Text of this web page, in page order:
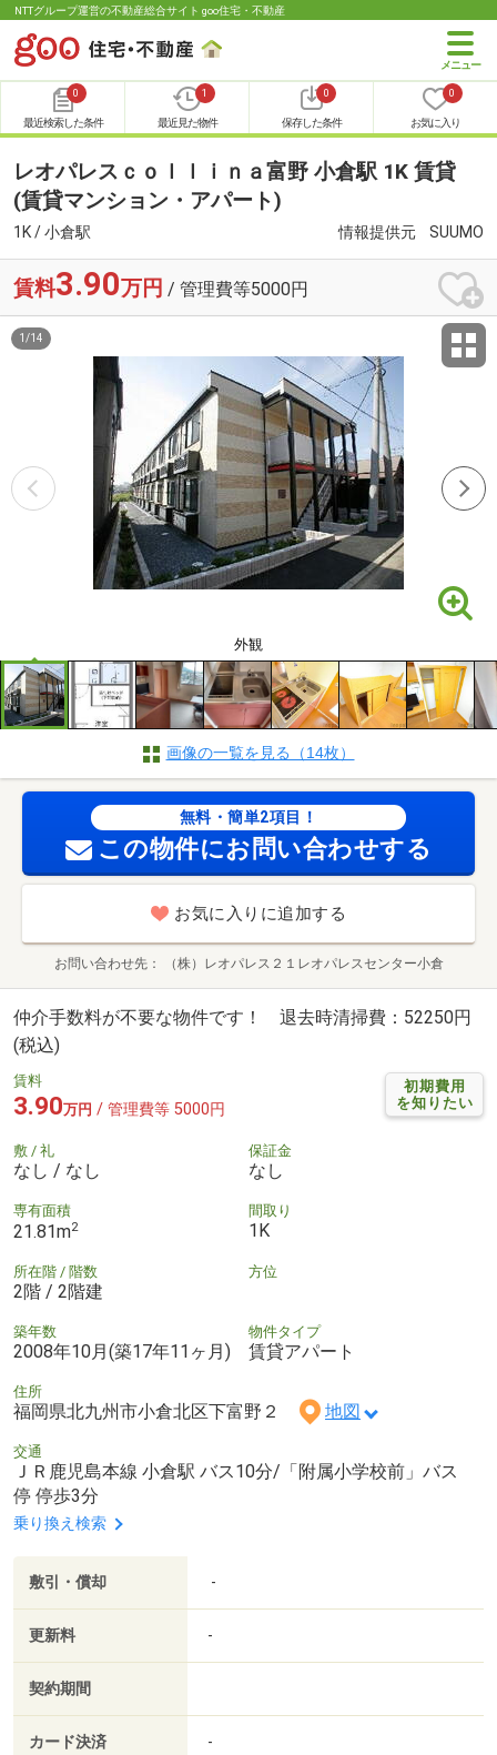
NTTグループ運営の不動産総合サイト goo住宅・不動産
0
最近検索した条件
1
最近見た物件
0
保存した条件
0
お気に入り
レオパレスｃｏｌｌｉｎａ富野 小倉駅 1K 賃貸
(賃貸マンション・アパート)
1K / 小倉駅 情報提供元 SUUMO
賃料3.90万円 / 管理費等5000円
外観
1 /14
画像の一覧を見る（14枚）
無料・簡単2項目！
この物件にお問い合わせする
お気に入りに追加する
お問い合わせ先 （株）レオパレス２１レオパレスセンター小倉
仲介手数料が不要な物件です！ 退去時清掃費：52250円
(税込)
初期費用
を知りたい
賃料
3.90万円 / 管理費等 5000円
敷 / 礼
なし / なし
保証金
なし
専有面積
21.81m2
間取り
1K
所在階 / 階数
2階 / 2階建
方位
築年数
2008年10月(築17年11ヶ月)
物件タイプ
賃貸アパート
住所
福岡県北九州市小倉北区下富野２ 地図
交通
ＪＲ鹿児島本線 小倉駅 バス10分/「附属小学校前」バス
停 停歩3分
乗り換え検索
敷引・償却 -
更新料 -
契約期間
カード決済 -